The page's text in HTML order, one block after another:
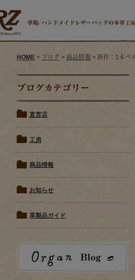
革鞄/ハンドメイドレザーバッグの本革工
HOME > ブログ > 商品情報 > 新作：1本ベ
ブログカテゴリー
直営店
工房
商品情報
お知らせ
革製品ガイド